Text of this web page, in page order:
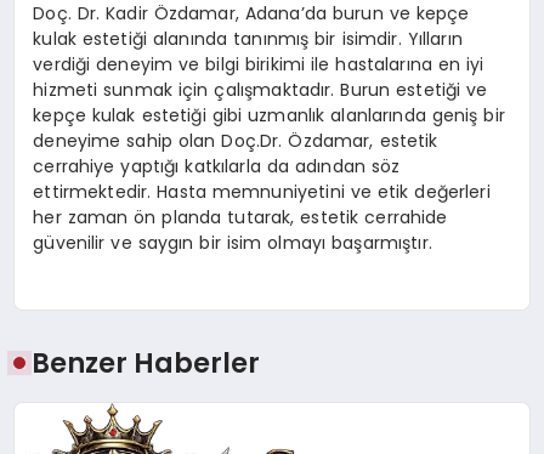
Doç. Dr. Kadir Özdamar, Adana’da burun ve kepçe
kulak estetiği alanında tanınmış bir isimdir. Yılların
verdiği deneyim ve bilgi birikimi ile hastalarına en iyi
hizmeti sunmak için çalışmaktadır. Burun estetiği ve
kepçe kulak estetiği gibi uzmanlık alanlarında geniş bir
deneyime sahip olan Doç.Dr. Özdamar, estetik
cerrahiye yaptığı katkılarla da adından söz
ettirmektedir. Hasta memnuniyetini ve etik değerleri
her zaman ön planda tutarak, estetik cerrahide
güvenilir ve saygın bir isim olmayı başarmıştır.
Benzer Haberler